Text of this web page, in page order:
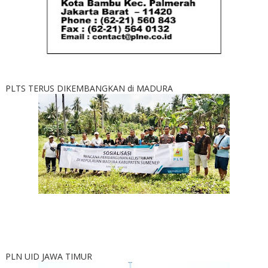
PLTS TERUS DIKEMBANGKAN di MADURA
PLN UID JAWA TIMUR